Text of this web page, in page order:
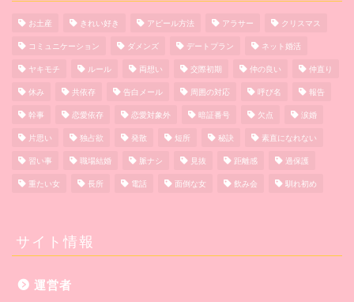
お土産 きれい好き アピール方法 アラサー クリスマス
コミュニケーション ダメンズ デートプラン ネット婚活
ヤキモチ ルール 両想い 交際初期 仲の良い 仲直り
休み 共依存 告白メール 周囲の対応 呼び名 報告
幹事 恋愛依存 恋愛対象外 暗証番号 欠点 涙婚
片思い 独占欲 発散 短所 秘訣 素直になれない
習い事 職場結婚 脈ナシ 見抜 距離感 過保護
重たい女 長所 電話 面倒な女 飲み会 馴れ初め
サイト情報
運営者